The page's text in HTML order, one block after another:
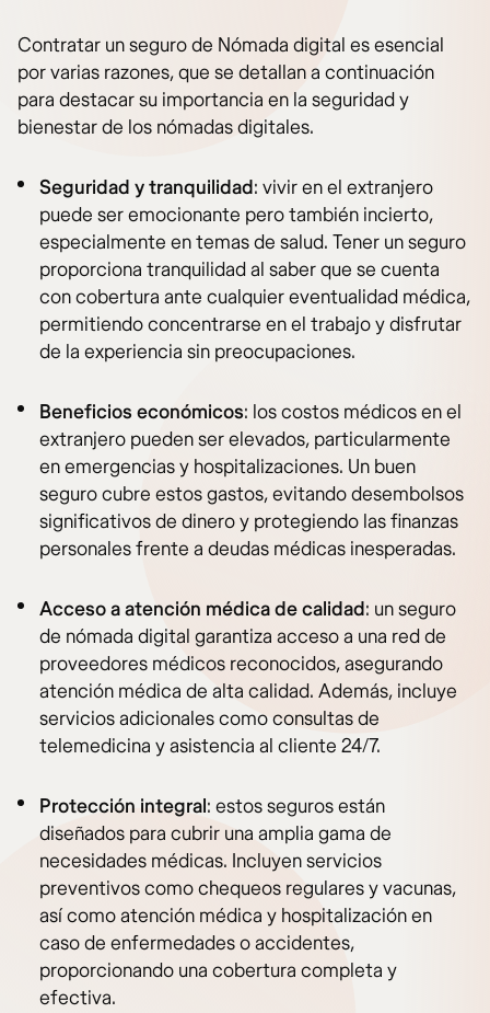
Contratar un seguro de Nómada digital es esencial
por varias razones, que se detallan a continuación
para destacar su importancia en la seguridad y
bienestar de los nómadas digitales.
Seguridad y tranquilidad: vivir en el extranjero
puede ser emocionante pero también incierto,
especialmente en temas de salud. Tener un seguro
proporciona tranquilidad al saber que se cuenta
con cobertura ante cualquier eventualidad médica,
permitiendo concentrarse en el trabajo y disfrutar
de la experiencia sin preocupaciones.
Beneficios económicos: los costos médicos en el
extranjero pueden ser elevados, particularmente
en emergencias y hospitalizaciones. Un buen
seguro cubre estos gastos, evitando desembolsos
significativos de dinero y protegiendo las finanzas
personales frente a deudas médicas inesperadas.
Acceso a atención médica de calidad: un seguro
de nómada digital garantiza acceso a una red de
proveedores médicos reconocidos, asegurando
atención médica de alta calidad. Además, incluye
servicios adicionales como consultas de
telemedicina y asistencia al cliente 24/7.
Protección integral: estos seguros están
diseñados para cubrir una amplia gama de
necesidades médicas. Incluyen servicios
preventivos como chequeos regulares y vacunas,
así como atención médica y hospitalización en
caso de enfermedades o accidentes,
proporcionando una cobertura completa y
efectiva.